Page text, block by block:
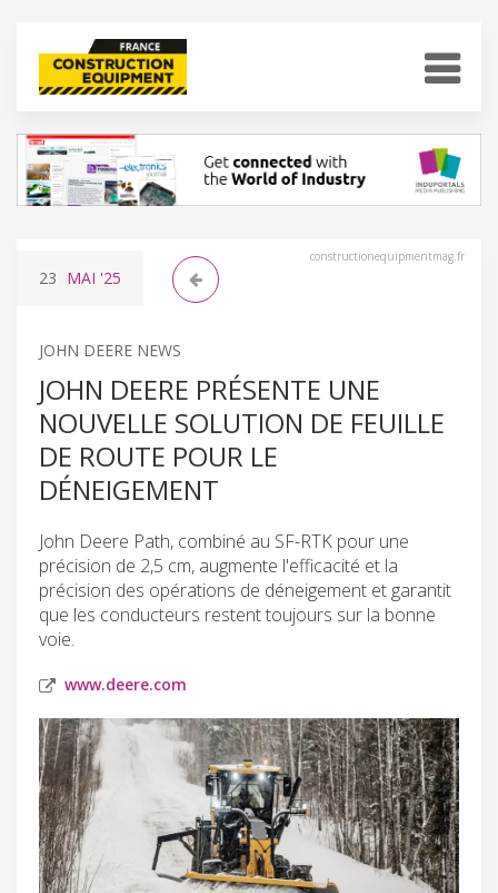
constructionequipmentmag.fr
23 MAI '25
JOHN DEERE NEWS
JOHN DEERE PRÉSENTE UNE
NOUVELLE SOLUTION DE FEUILLE
DE ROUTE POUR LE
DÉNEIGEMENT
John Deere Path, combiné au SF-RTK pour une
précision de 2,5 cm, augmente l'efficacité et la
précision des opérations de déneigement et garantit
que les conducteurs restent toujours sur la bonne
voie.
www.deere.com